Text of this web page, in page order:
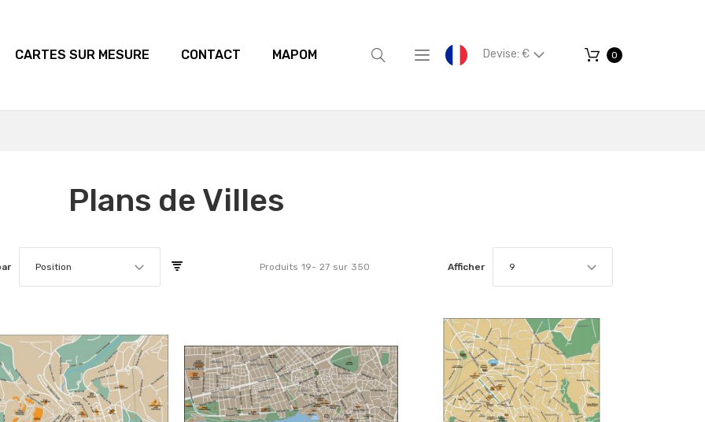
CARTES SUR MESURE CONTACT MAPOM Devise: € 0
Plans de Villes
Position Produits 19- 27 sur 350 Afficher 9